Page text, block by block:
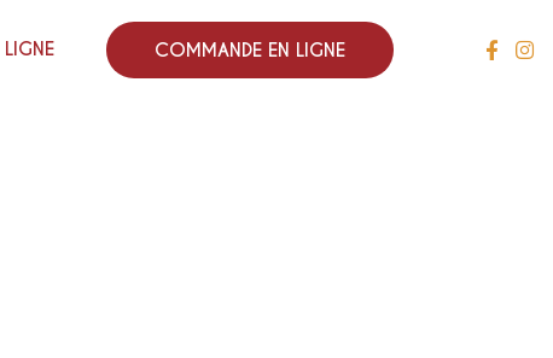
LIGNE COMMANDE EN LIGNE